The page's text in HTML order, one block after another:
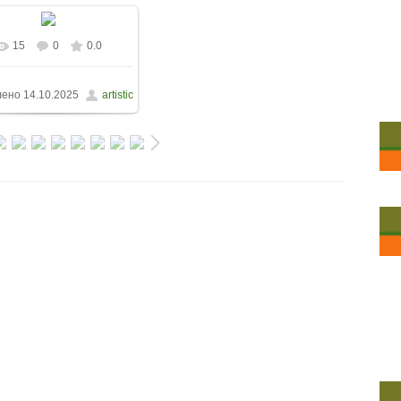
15 0 0.0
14.10.2025 artistic